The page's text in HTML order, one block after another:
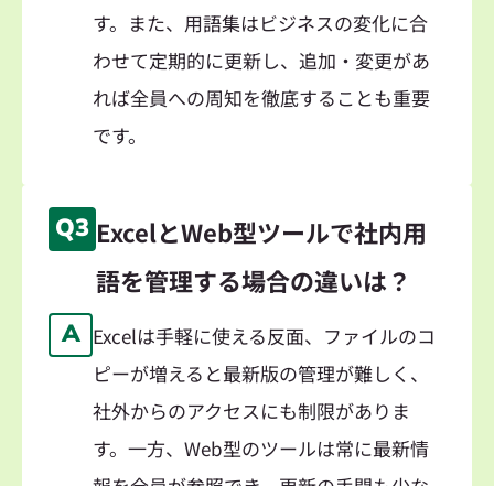
す。また、用語集はビジネスの変化に合
わせて定期的に更新し、追加・変更があ
れば全員への周知を徹底することも重要
です。
Q3 ExcelとWeb型ツールで社内用
語を管理する場合の違いは？
A Excelは手軽に使える反面、ファイルのコ
ピーが増えると最新版の管理が難しく、
社外からのアクセスにも制限がありま
す。一方、Web型のツールは常に最新情